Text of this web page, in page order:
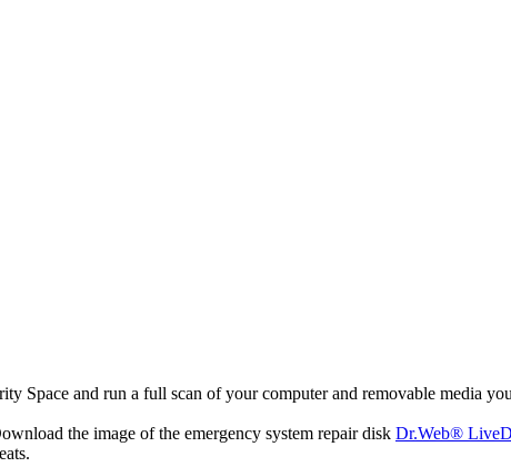
Space and run a full scan of your computer and removable media
the image of the emergency system repair disk Dr.Web®